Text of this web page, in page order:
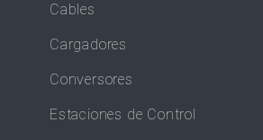
Cables
Cargadores
Conversores
Estaciones de Control